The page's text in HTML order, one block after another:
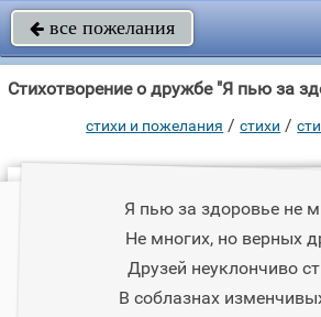
 все пожелания
стихи и пожелания /стихи /
Я пью за здоровье не
Не многих, но верных
Друзей неуклончиво
В соблазнах